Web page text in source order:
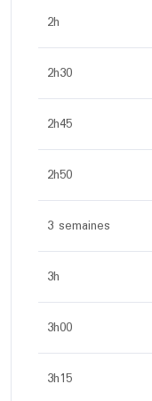
2h
2h30
2h45
2h50
3 semaines
3h
3h00
3h15